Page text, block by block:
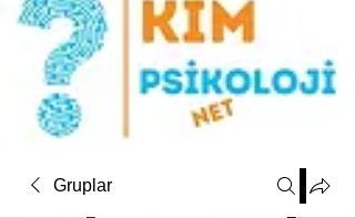
Gruplar